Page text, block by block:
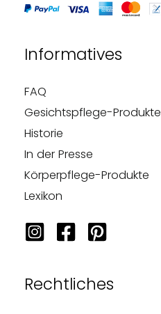
Informatives
FAQ
Gesichtspflege-Produkte
Historie
In der Presse
Körperpflege-Produkte
Lexikon
Rechtliches